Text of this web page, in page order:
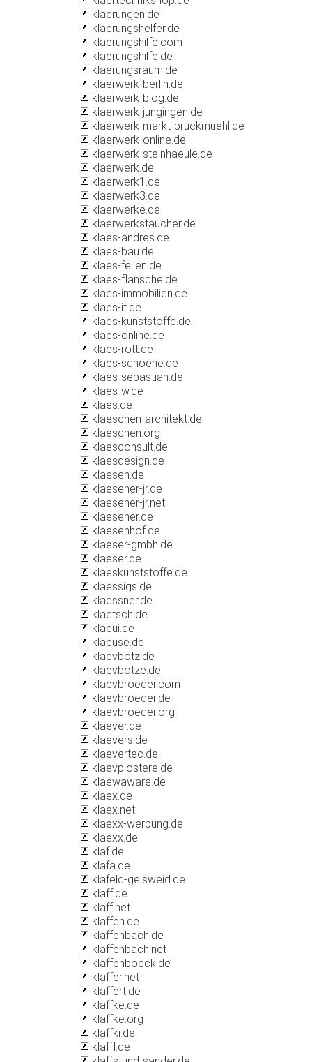
klaerungen.de
klaerungshelfer.de
klaerungshilfe.com
klaerungshilfe.de
klaerungsraum.de
klaerwerk-berlin.de
klaerwerk-blog.de
klaerwerk-jungingen.de
klaerwerk-markt-bruckmuehl.de
klaerwerk-online.de
klaerwerk-steinhaeule.de
klaerwerk.de
klaerwerk1.de
klaerwerk3.de
klaerwerke.de
klaerwerkstaucher.de
klaes-andres.de
klaes-bau.de
klaes-feilen.de
klaes-flansche.de
klaes-immobilien.de
klaes-it.de
klaes-kunststoffe.de
klaes-online.de
klaes-rott.de
klaes-schoene.de
klaes-sebastian.de
klaes-w.de
klaes.de
klaeschen-architekt.de
klaeschen.org
klaesconsult.de
klaesdesign.de
klaesen.de
klaesener-jr.de
klaesener-jr.net
klaesener.de
klaesenhof.de
klaeser-gmbh.de
klaeser.de
klaeskunststoffe.de
klaessigs.de
klaessner.de
klaetsch.de
klaeui.de
klaeuse.de
klaevbotz.de
klaevbotze.de
klaevbroeder.com
klaevbroeder.de
klaevbroeder.org
klaever.de
klaevers.de
klaevertec.de
klaevplostere.de
klaewaware.de
klaex.de
klaex.net
klaexx-werbung.de
klaexx.de
klaf.de
klafa.de
klafeld-geisweid.de
klaff.de
klaff.net
klaffen.de
klaffenbach.de
klaffenbach.net
klaffenboeck.de
klaffer.net
klaffert.de
klaffke.de
klaffke.org
klaffki.de
klaffl.de